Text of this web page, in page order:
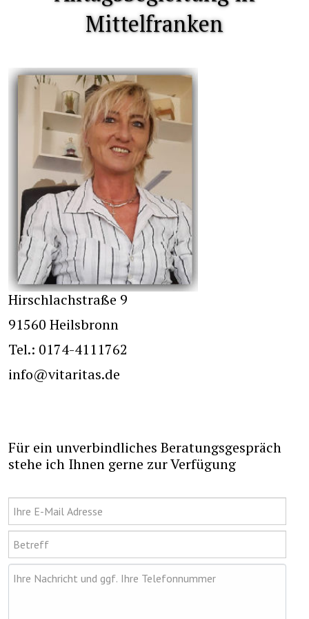
Mittelfranken
Hirschlachstraße 9
91560 Heilsbronn
Tel.: 0174-4111762
info@vitaritas.de
Für ein unverbindliches Beratungsgespräch
stehe ich Ihnen gerne zur Verfügung